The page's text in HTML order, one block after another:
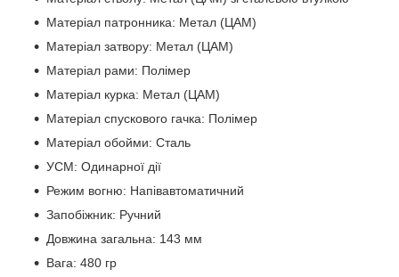
Матеріал патронника: Метал (ЦАМ)
Матеріал затвору: Метал (ЦАМ)
Матеріал рами: Полімер
Матеріал курка: Метал (ЦАМ)
Матеріал спускового гачка: Полімер
Матеріал обойми: Сталь
УСМ: Одинарної дії
Режим вогню: Напівавтоматичний
Запобіжник: Ручний
Довжина загальна: 143 мм
Вага: 480 гр